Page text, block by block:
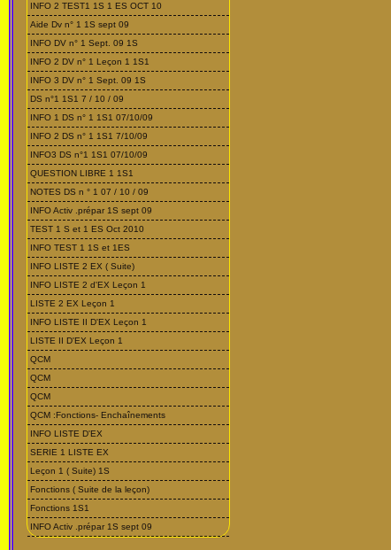
INFO 2 TEST1 1S 1 ES OCT 10
Aide Dv n° 1 1S sept 09
INFO DV n° 1 Sept. 09 1S
INFO 2 DV n° 1 Leçon 1 1S1
INFO 3 DV n° 1 Sept. 09 1S
DS n°1 1S1 7 / 10 / 09
INFO 1 DS n° 1 1S1 07/10/09
INFO 2 DS n° 1 1S1 7/10/09
INFO3 DS n°1 1S1 07/10/09
QUESTION LIBRE 1 1S1
NOTES DS n ° 1 07 / 10 / 09
INFO Activ .prépar 1S sept 09
TEST 1 S et 1 ES Oct 2010
INFO TEST 1 1S et 1ES
INFO LISTE 2 EX ( Suite)
INFO LISTE 2 d'EX Leçon 1
LISTE 2 EX Leçon 1
INFO LISTE II D'EX Leçon 1
LISTE II D'EX Leçon 1
QCM
QCM
QCM
QCM :Fonctions- Enchaînements
INFO LISTE D'EX
SERIE 1 LISTE EX
Leçon 1 ( Suite) 1S
Fonctions ( Suite de la leçon)
Fonctions 1S1
INFO Activ .prépar 1S sept 09